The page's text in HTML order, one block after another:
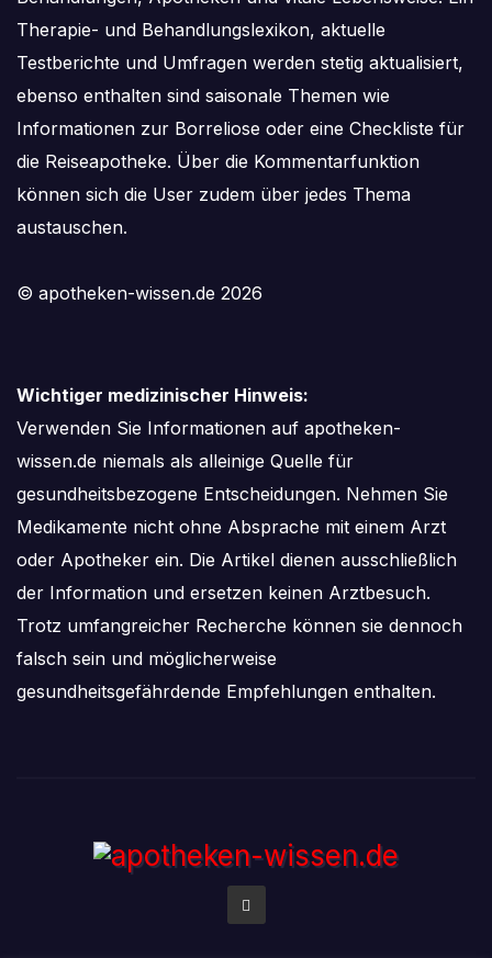
Therapie- und Behandlungslexikon, aktuelle
Testberichte und Umfragen werden stetig aktualisiert,
ebenso enthalten sind saisonale Themen wie
Informationen zur Borreliose oder eine Checkliste für
die Reiseapotheke. Über die Kommentarfunktion
können sich die User zudem über jedes Thema
austauschen.
© apotheken-wissen.de 2026
Wichtiger medizinischer Hinweis:
Verwenden Sie Informationen auf apotheken-
wissen.de niemals als alleinige Quelle für
gesundheitsbezogene Entscheidungen. Nehmen Sie
Medikamente nicht ohne Absprache mit einem Arzt
oder Apotheker ein. Die Artikel dienen ausschließlich
der Information und ersetzen keinen Arztbesuch.
Trotz umfangreicher Recherche können sie dennoch
falsch sein und möglicherweise
gesundheitsgefährdende Empfehlungen enthalten.